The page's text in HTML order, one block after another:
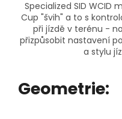
Specialized SID WCID
Cup "švih" a to s
při jízdě v terénu -
přizpůsobit nastavení
a stylu
Geometrie: